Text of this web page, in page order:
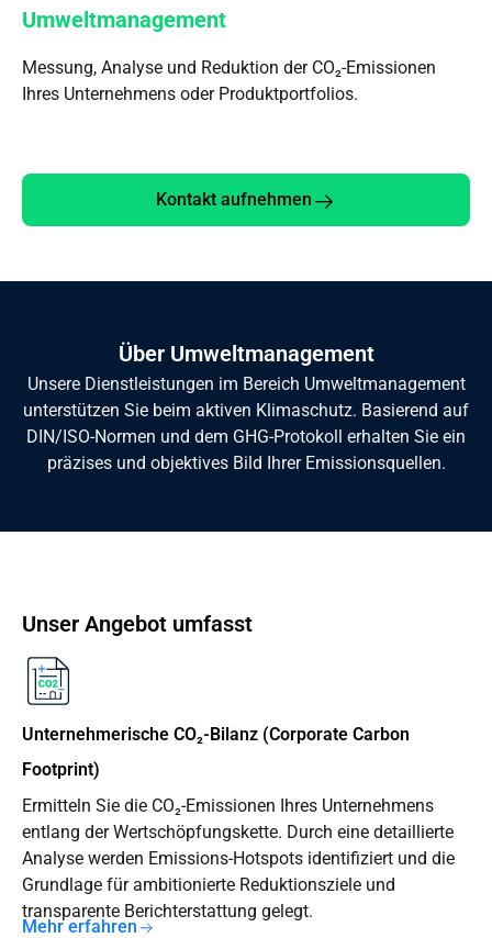
Umweltmanagement
Messung, Analyse und Reduktion der CO₂-Emissionen
Ihres Unternehmens oder Produktportfolios.
Kontakt aufnehmen
Über Umweltmanagement
Unsere Dienstleistungen im Bereich Umweltmanagement
unterstützen Sie beim aktiven Klimaschutz. Basierend auf
DIN/ISO-Normen und dem GHG-Protokoll erhalten Sie ein
präzises und objektives Bild Ihrer Emissionsquellen.
Unser Angebot umfasst
Unternehmerische CO₂-Bilanz (Corporate Carbon
Footprint)
Ermitteln Sie die CO₂-Emissionen Ihres Unternehmens
entlang der Wertschöpfungskette. Durch eine detaillierte
Analyse werden Emissions-Hotspots identifiziert und die
Grundlage für ambitionierte Reduktionsziele und
transparente Berichterstattung gelegt.
Mehr erfahren